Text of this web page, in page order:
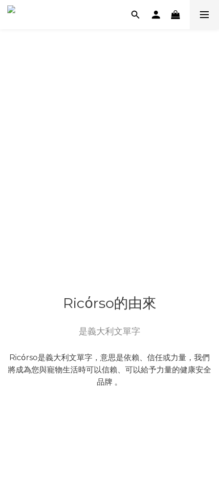
Ricόrso的由來
是義大利文單字
Ricόrso是義大利文單字，意思是依賴、信任或力量，我們
將成為您與寵物生活時可以信賴、可以給予力量的健康安全
品牌 。